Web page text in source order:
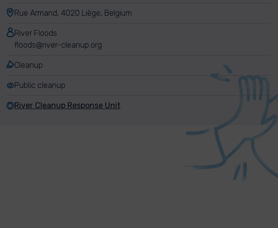
Rue Armand, 4020 Liège, Belgium
River Floods
floods@river-cleanup.org
Cleanup
Public cleanup
River Cleanup Response Unit